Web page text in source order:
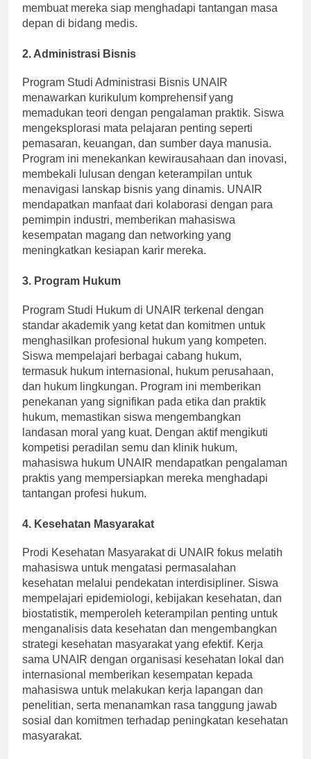
membuat mereka siap menghadapi tantangan masa
depan di bidang medis.
2. Administrasi Bisnis
Program Studi Administrasi Bisnis UNAIR
menawarkan kurikulum komprehensif yang
memadukan teori dengan pengalaman praktik. Siswa
mengeksplorasi mata pelajaran penting seperti
pemasaran, keuangan, dan sumber daya manusia.
Program ini menekankan kewirausahaan dan inovasi,
membekali lulusan dengan keterampilan untuk
menavigasi lanskap bisnis yang dinamis. UNAIR
mendapatkan manfaat dari kolaborasi dengan para
pemimpin industri, memberikan mahasiswa
kesempatan magang dan networking yang
meningkatkan kesiapan karir mereka.
3. Program Hukum
Program Studi Hukum di UNAIR terkenal dengan
standar akademik yang ketat dan komitmen untuk
menghasilkan profesional hukum yang kompeten.
Siswa mempelajari berbagai cabang hukum,
termasuk hukum internasional, hukum perusahaan,
dan hukum lingkungan. Program ini memberikan
penekanan yang signifikan pada etika dan praktik
hukum, memastikan siswa mengembangkan
landasan moral yang kuat. Dengan aktif mengikuti
kompetisi peradilan semu dan klinik hukum,
mahasiswa hukum UNAIR mendapatkan pengalaman
praktis yang mempersiapkan mereka menghadapi
tantangan profesi hukum.
4. Kesehatan Masyarakat
Prodi Kesehatan Masyarakat di UNAIR fokus melatih
mahasiswa untuk mengatasi permasalahan
kesehatan melalui pendekatan interdisipliner. Siswa
mempelajari epidemiologi, kebijakan kesehatan, dan
biostatistik, memperoleh keterampilan penting untuk
menganalisis data kesehatan dan mengembangkan
strategi kesehatan masyarakat yang efektif. Kerja
sama UNAIR dengan organisasi kesehatan lokal dan
internasional memberikan kesempatan kepada
mahasiswa untuk melakukan kerja lapangan dan
penelitian, serta menanamkan rasa tanggung jawab
sosial dan komitmen terhadap peningkatan kesehatan
masyarakat.